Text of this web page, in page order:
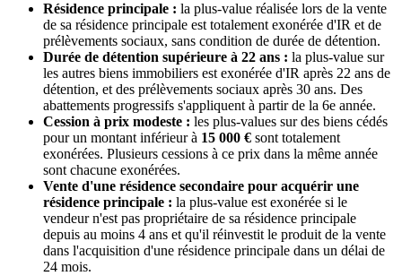
Résidence principale : la plus-value réalisée lors de la vente
de sa résidence principale est totalement exonérée d'IR et de
prélèvements sociaux, sans condition de durée de détention.
Durée de détention supérieure à 22 ans : la plus-value sur
les autres biens immobiliers est exonérée d'IR après 22 ans de
détention, et des prélèvements sociaux après 30 ans. Des
abattements progressifs s'appliquent à partir de la 6e année.
Cession à prix modeste : les plus-values sur des biens cédés
pour un montant inférieur à 15 000 € sont totalement
exonérées. Plusieurs cessions à ce prix dans la même année
sont chacune exonérées.
Vente d'une résidence secondaire pour acquérir une
résidence principale : la plus-value est exonérée si le
vendeur n'est pas propriétaire de sa résidence principale
depuis au moins 4 ans et qu'il réinvestit le produit de la vente
dans l'acquisition d'une résidence principale dans un délai de
24 mois.